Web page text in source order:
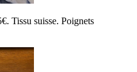
Tissu suisse. Poignets